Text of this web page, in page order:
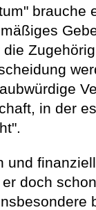
brauche
in der
und
doch